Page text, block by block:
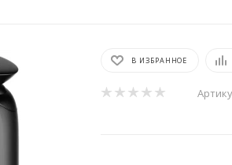
В ИЗБРАННОЕ